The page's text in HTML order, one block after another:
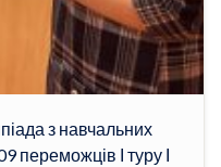
з навчальних
переможців І туру І